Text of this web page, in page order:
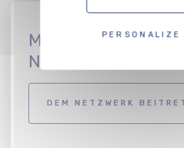
Melden Sie sich
Netzwerk an
DEM NETZWERK
PERSONALIZE